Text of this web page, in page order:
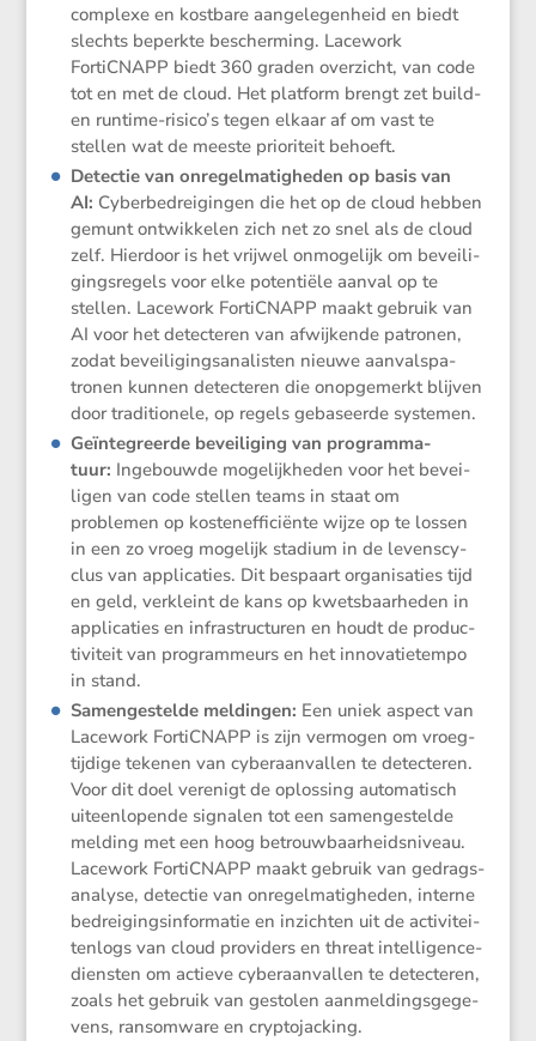
complexe en kostbare aange­le­gen­heid en biedt
slechts beperkte bescher­ming. Lacework
FortiCNAPP biedt 360 graden overzicht, van code
tot en met de cloud. Het platform brengt zet build-
en runtime-risico’s tegen elkaar af om vast te
stellen wat de meeste priori­teit behoeft.
Detectie van onregel­ma­tig­heden op basis van
AI: Cyber­be­drei­gingen die het op de cloud hebben
gemunt ontwik­kelen zich net zo snel als de cloud
zelf. Hierdoor is het vrijwel onmoge­lijk om bevei­li­
gings­re­gels voor elke poten­tiële aanval op te
stellen. Lacework FortiCNAPP maakt gebruik van
AI voor het detec­teren van afwij­kende patronen,
zodat bevei­li­gings­ana­listen nieuwe aanvals­pa­
tronen kunnen detec­teren die onopge­merkt blijven
door tradi­ti­o­nele, op regels gebaseerde systemen.
Geïnte­greerde bevei­li­ging van program­ma­
tuur: Ingebouwde mogelijk­heden voor het bevei­
ligen van code stellen teams in staat om
problemen op kosten­ef­fi­ci­ënte wijze op te lossen
in een zo vroeg mogelijk stadium in de levens­cy­
clus van appli­ca­ties. Dit bespaart organi­sa­ties tijd
en geld, verkleint de kans op kwets­baar­heden in
appli­ca­ties en infra­struc­turen en houdt de produc­
ti­vi­teit van program­meurs en het innova­tie­tempo
in stand.
Samen­ge­stelde meldingen: Een uniek aspect van
Lacework FortiCNAPP is zijn vermogen om vroeg­
tij­dige tekenen van cyber­aan­vallen te detec­teren.
Voor dit doel verenigt de oplos­sing automa­tisch
uiteen­lo­pende signalen tot een samen­ge­stelde
melding met een hoog betrouw­baar­heids­ni­veau.
Lacework FortiCNAPP maakt gebruik van gedrags­
ana­lyse, detectie van onregel­ma­tig­heden, interne
bedrei­gings­in­for­matie en inzichten uit de activi­tei­
ten­logs van cloud provi­ders en threat intel­li­gence-
diensten om actieve cyber­aan­vallen te detec­teren,
zoals het gebruik van gestolen aanmel­dings­ge­ge­
vens, ransom­ware en cryptojacking.